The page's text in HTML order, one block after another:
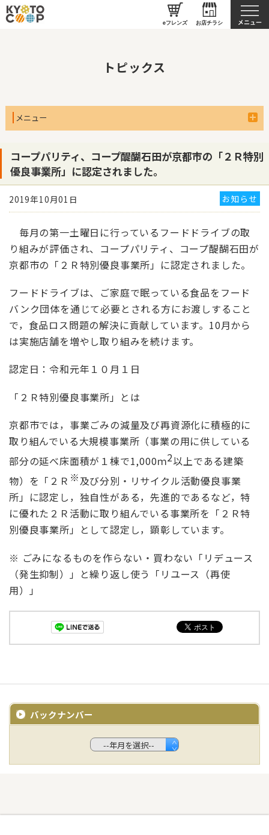
eフレンズ お店チラシ
京都生協について
トピックス
メニュー
コープパリティ、コープ醍醐石田が京都市の「２Ｒ特別
優良事業所」に認定されました。
2019年10月01日 お知らせ
毎月の第一土曜日に行っているフードドライブの取
り組みが評価され、コープパリティ、コープ醍醐石田が
京都市の「２Ｒ特別優良事業所」に認定されました。
フードドライブは、ご家庭で眠っている食品をフード
バンク団体を通じて必要とされる方にお渡しすること
で，食品ロス問題の解決に貢献しています。10月から
は実施店舗を増やし取り組みを続けます。
認定日：令和元年１０月１日
「２Ｒ特別優良事業所」とは
京都市では，事業ごみの減量及び再資源化に積極的に
取り組んでいる大規模事業所（事業の用に供している
部分の延べ床面積が１棟で1,000ｍ2以上である建築
物）を「２Ｒ ※及び分別・リサイクル活動優良事業
所」に認定し，独自性がある，先進的であるなど，特
に優れた２Ｒ活動に取り組んでいる事業所を「２Ｒ特
別優良事業所」として認定し，顕彰しています。
※ ごみになるものを作らない・買わない「リデュース
（発生抑制）」と繰り返し使う「リユース（再使
用）」
バックナンバー